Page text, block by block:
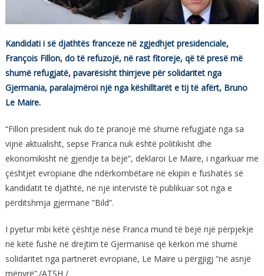
Kandidati i së djathtës franceze në zgjedhjet presidenciale,
François Fillon, do të refuzojë, në rast fitoreje, që të presë më
shumë refugjatë, pavarësisht thirrjeve për solidaritet nga
Gjermania, paralajmëroi një nga këshilltarët e tij të afërt, Bruno
Le Maire.
“Fillon president nuk do të pranojë më shumë refugjatë nga sa
vijnë aktualisht, sepse Franca nuk është politikisht dhe
ekonomikisht në gjendje ta bëjë”, deklaroi Le Maire, i ngarkuar me
çështjet evropiane dhe ndërkombëtare në ekipin e fushatës së
kandidatit të djathtë, në një intervistë të publikuar sot nga e
përditshmja gjermane ”Bild”.
I pyetur mbi këtë çështje nëse Franca mund të bëjë një përpjekje
në këtë fushë në drejtim të Gjermanisë që kërkon më shumë
solidaritet nga partnerët evropianë, Le Maire u përgjigj “në asnjë
mënyrë”./ATSH /